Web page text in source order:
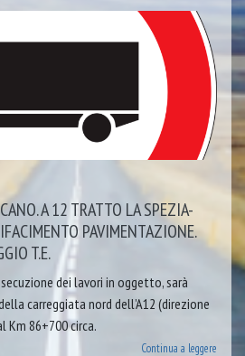
A 12 TRATTO LA SPEZIA-
PAVIMENTAZIONE.
T.E.
dei lavori in oggetto, sarà
carreggiata nord dell’A12 (direzione
Km 86+700 circa.
Continua a leggere